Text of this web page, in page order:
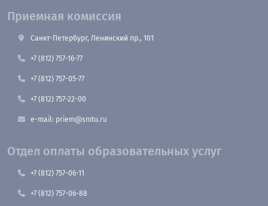
Приемная комиссия
Санкт-Петербург, Ленинский пр., 101
+7 (812) 757-16-77
+7 (812) 757-05-77
+7 (812) 757-22-00
e-mail: priem@smtu.ru
Отдел оплаты образовательных услуг
+7 (812) 757-06-11
+7 (812) 757-06-88